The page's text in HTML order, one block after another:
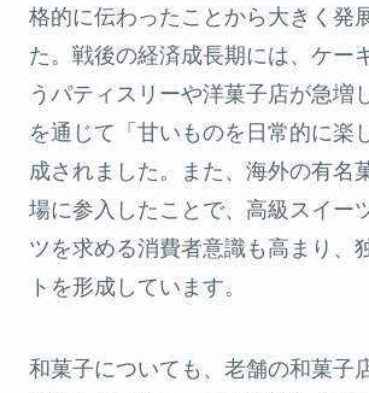
格的に伝わったことから大きく発
た。戦後の経済成長期には、ケー
うパティスリーや洋菓子店が急増
を通じて「甘いものを日常的に楽
成されました。また、海外の有名
場に参入したことで、高級スイー
ツを求める消費者意識も高まり、
トを形成しています。
和菓子についても、老舗の和菓子